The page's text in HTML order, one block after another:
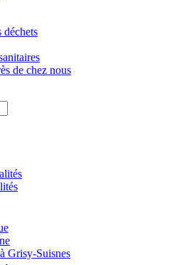
déchets
de chez nous
Grisy-Suisnes